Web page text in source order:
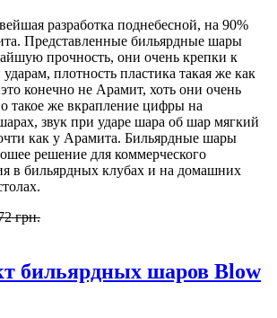
разработка поднебесной, на 90%
Представленные бильярдные шары
прочность, они очень крепки к
плотность пластика такая же как
конечно не Арамит, хоть они очень
такое же вкрапление цифры на
звук при ударе шара об шар мягкий
как у Арамита. Бильярдные шары
решение для коммерческого
в бильярдных клубах и на домашних
грн.
бильярдных шаров Blow